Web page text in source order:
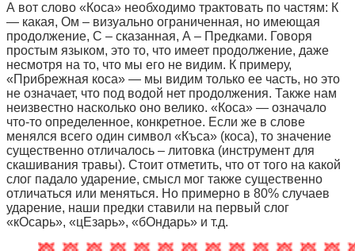
А вот слово «Коса» необходимо трактовать по частям: К
— какая, Ом – визуально ограниченная, но имеющая
продолжение, С – сказанная, А – Предками. Говоря
простым языком, это то, что имеет продолжение, даже
несмотря на то, что мы его не видим. К примеру,
«Прибрежная коса» — мы видим только ее часть, но это
не означает, что под водой нет продолжения. Также нам
неизвестно насколько оно велико. «Коса» — означало
что-то определенное, конкретное. Если же в слове
менялся всего один символ «Къса» (коса), то значение
существенно отличалось – литовка (инструмент для
скашивания травы). Стоит отметить, что от того на какой
слог падало ударение, смысл мог также существенно
отличаться или меняться. Но примерно в 80% случаев
ударение, наши предки ставили на первый слог
«кОсарь», «цЕзарь», «бОндарь» и т.д.